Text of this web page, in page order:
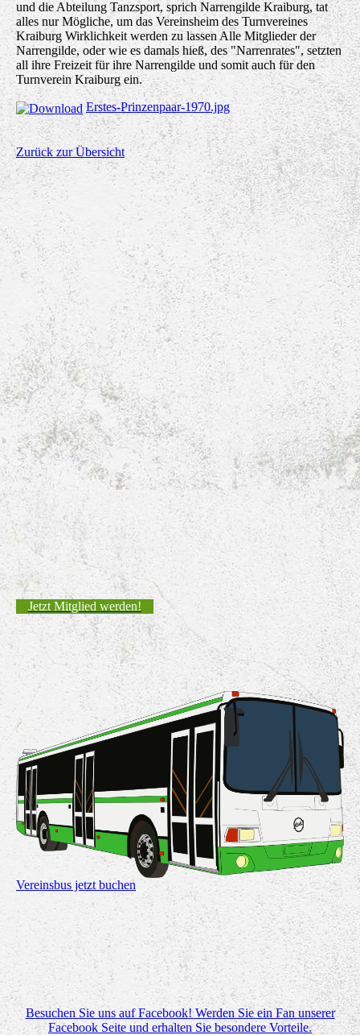
und die Abteilung Tanzsport, sprich Narrengilde Kraiburg, tat
alles nur Mögliche, um das Vereinsheim des Turnvereines
Kraiburg Wirklichkeit werden zu lassen Alle Mitglieder der
Narrengilde, oder wie es damals hieß, des "Narrenrates", setzten
all ihre Freizeit für ihre Narrengilde und somit auch für den
Turnverein Kraiburg ein.
Erstes-Prinzenpaar-1970.jpg
Zurück zur Übersicht
Jetzt Mitglied werden!
Vereinsbus jetzt buchen
Besuchen Sie uns auf Facebook! Werden Sie ein Fan unserer
Facebook Seite und erhalten Sie besondere Vorteile.